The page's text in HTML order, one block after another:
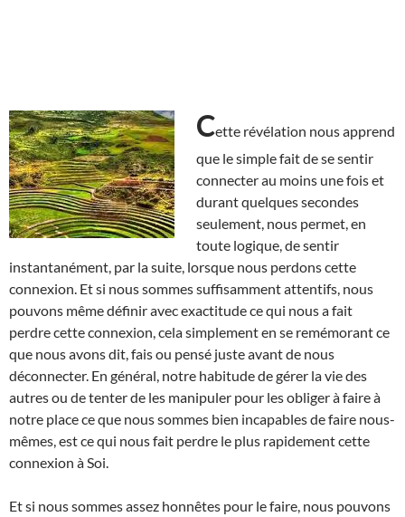
Cette révélation nous apprend
que le simple fait de se sentir
connecter au moins une fois et
durant quelques secondes
seulement, nous permet, en
toute logique, de sentir
instantanément, par la suite, lorsque nous perdons cette
connexion. Et si nous sommes suffisamment attentifs, nous
pouvons même définir avec exactitude ce qui nous a fait
perdre cette connexion, cela simplement en se remémorant ce
que nous avons dit, fais ou pensé juste avant de nous
déconnecter. En général, notre habitude de gérer la vie des
autres ou de tenter de les manipuler pour les obliger à faire à
notre place ce que nous sommes bien incapables de faire nous-
mêmes, est ce qui nous fait perdre le plus rapidement cette
connexion à Soi.
Et si nous sommes assez honnêtes pour le faire, nous pouvons